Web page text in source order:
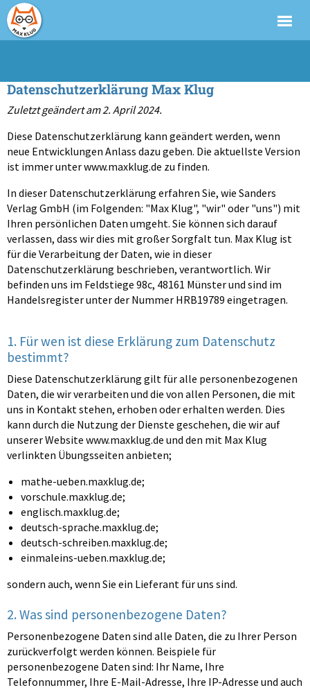
Datenschutzerklärung Max Klug
Zuletzt geändert am 2. April 2024.
Diese Datenschutzerklärung kann geändert werden, wenn
neue Entwicklungen Anlass dazu geben. Die aktuellste Version
ist immer unter www.maxklug.de zu finden.
In dieser Datenschutzerklärung erfahren Sie, wie Sanders
Verlag GmbH (im Folgenden: "Max Klug", "wir" oder "uns") mit
Ihren persönlichen Daten umgeht. Sie können sich darauf
verlassen, dass wir dies mit großer Sorgfalt tun. Max Klug ist
für die Verarbeitung der Daten, wie in dieser
Datenschutzerklärung beschrieben, verantwortlich. Wir
befinden uns im Feldstiege 98c, 48161 Münster und sind im
Handelsregister unter der Nummer HRB19789 eingetragen.
1. Für wen ist diese Erklärung zum Datenschutz
bestimmt?
Diese Datenschutzerklärung gilt für alle personenbezogenen
Daten, die wir verarbeiten und die von allen Personen, die mit
uns in Kontakt stehen, erhoben oder erhalten werden. Dies
kann durch die Nutzung der Dienste geschehen, die wir auf
unserer Website www.maxklug.de und den mit Max Klug
verlinkten Übungsseiten anbieten;
mathe-ueben.maxklug.de;
vorschule.maxklug.de;
englisch.maxklug.de;
deutsch-sprache.maxklug.de;
deutsch-schreiben.maxklug.de;
einmaleins-ueben.maxklug.de;
sondern auch, wenn Sie ein Lieferant für uns sind.
2. Was sind personenbezogene Daten?
Personenbezogene Daten sind alle Daten, die zu Ihrer Person
zurückverfolgt werden können. Beispiele für
personenbezogene Daten sind: Ihr Name, Ihre
Telefonnummer, Ihre E-Mail-Adresse, Ihre IP-Adresse und auch